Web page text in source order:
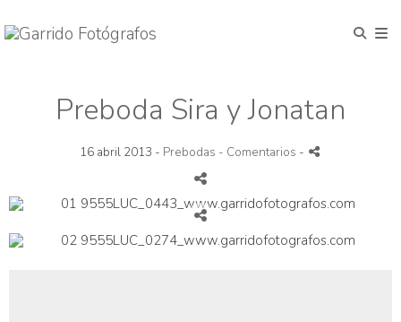
Preboda Sira y Jonatan
16 abril 2013 - Prebodas - Comentarios -